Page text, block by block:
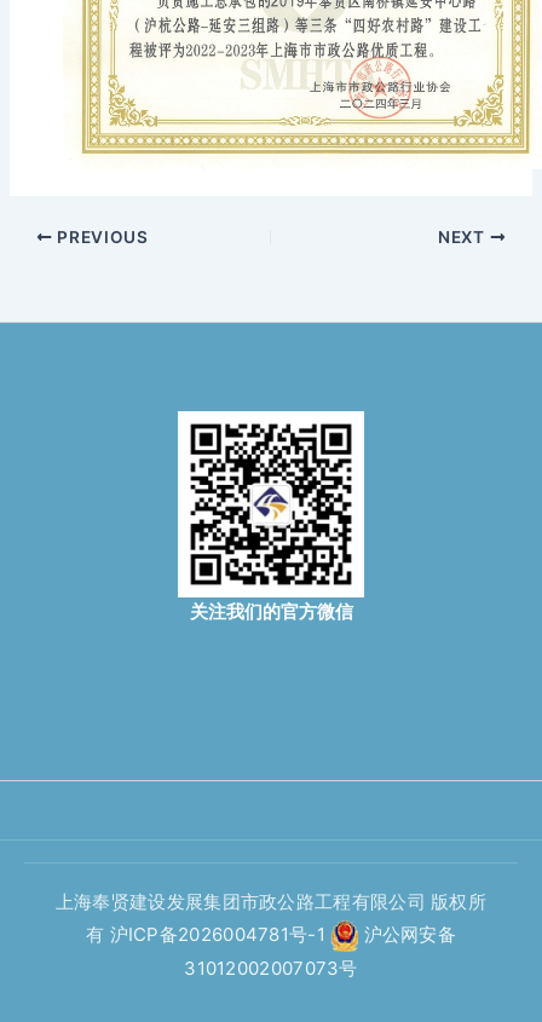
PREVIOUS NEXT
关注我们的官方微信
上海奉贤建设发展集团市政公路工程有限公司 版权所
有 沪ICP备2026004781号-1
沪公网安备
31012002007073号